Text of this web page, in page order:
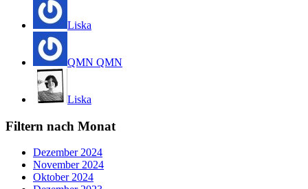
Liska
QMN QMN
Liska
Filtern nach Monat
Dezember 2024
November 2024
Oktober 2024